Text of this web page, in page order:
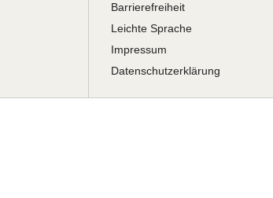
Barrierefreiheit
Leichte Sprache
Impressum
Datenschutzerklärung